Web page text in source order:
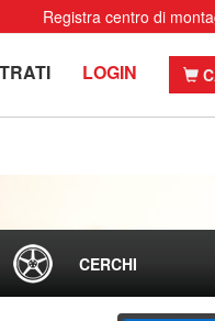
Registra centro di
LOGIN
CERCHI